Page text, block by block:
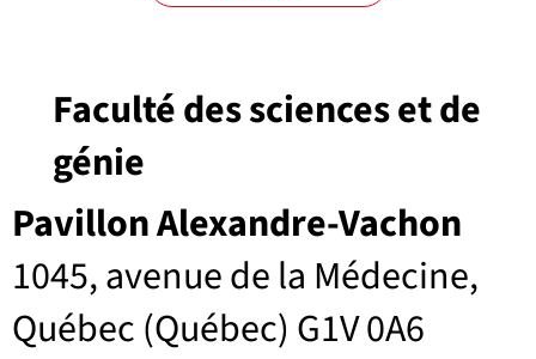
Pavillon Alexandre-Vachon
1045, avenue de la Médecine,
Québec (Québec) G1V 0A6
Faculté des sciences et de
génie